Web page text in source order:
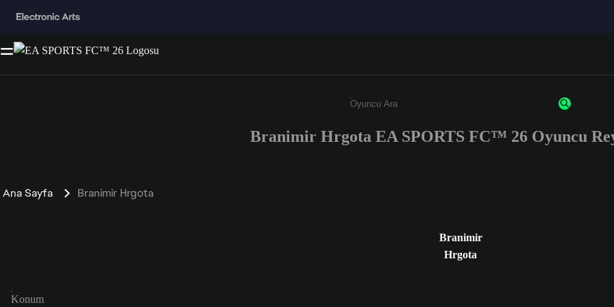
Enter a minimum of 3 characters or numbers
Branimir Hrgota EA SPORTS FC™ 26 Oyuncu
Ana Sayfa Branimir Hrgota
Branimir
Hrgota
Konum